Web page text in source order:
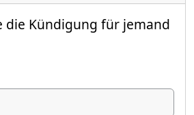
die Kündigung für jemand